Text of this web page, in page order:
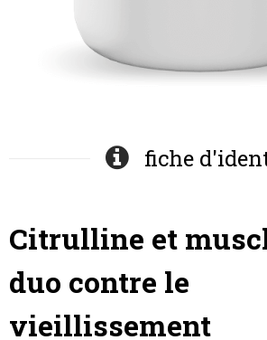
fiche
Citrulline et
duo contre le
vieillissement